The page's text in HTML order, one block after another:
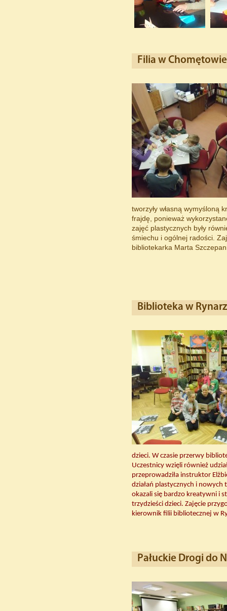
Filia w
tworzyły własną wymyśloną
frajdę, ponieważ
zajęć plastycznych były
śmiechu i ogólnej radości.
bibliotekarka Marta
Biblioteka w
dzieci. W czasie przerwy
Uczestnicy wzięli również
przeprowadziła instruktor
działań plastycznych i nowych
okazali się bardzo kreatywni i
trzydzieści dzieci. Zajęcie
kierownik filii bibliotecznej w
Pałuckie Drogi do